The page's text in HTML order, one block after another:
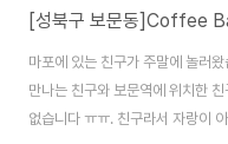
[성북구 보문동]Coffee
마포에 있는 친구가 주말에 놀러
만나는 친구와 보문역에 위치한
없습니다 ㅠㅠ. 친구라서 자랑이